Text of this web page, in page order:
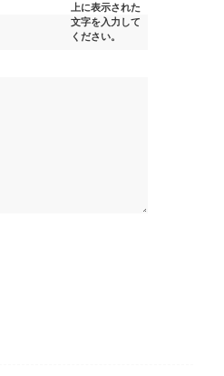
上に表示された
文字を入力して
ください。